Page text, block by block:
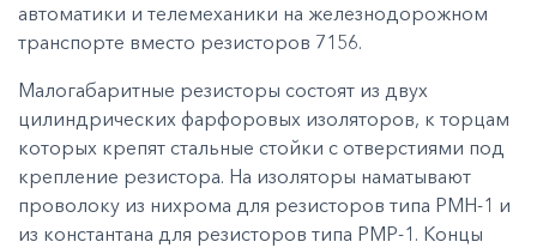
автоматики и телемеханики на железнодорожном
транспорте вместо резисторов 7156.
Малогабаритные резисторы состоят из двух
цилиндрических фарфоровых изоляторов, к торцам
которых крепят стальные стойки с отверстиями под
крепление резистора. На изоляторы наматывают
проволоку из нихрома для резисторов типа РМН-1 и
из константана для резисторов типа РМР-1. Концы